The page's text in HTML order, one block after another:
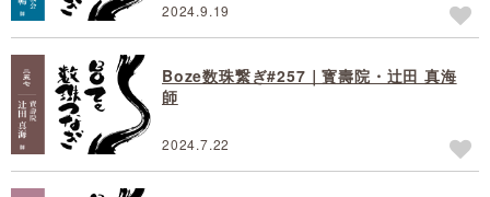
2024.9.19
Boze数珠繋ぎ#257｜寳壽院・辻田 真海
師
2024.7.22